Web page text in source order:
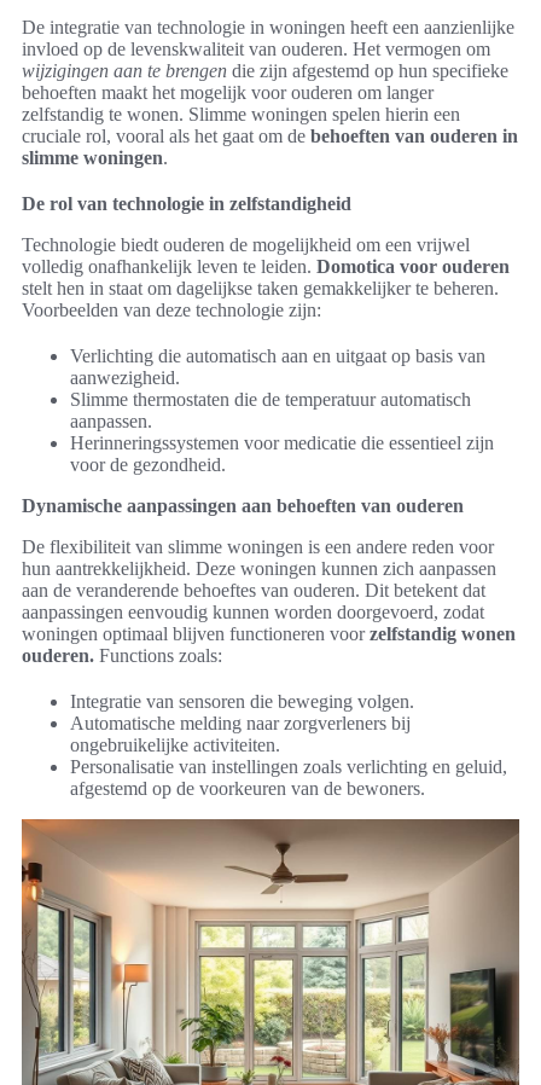
De integratie van technologie in woningen heeft een aanzienlijke
invloed op de levenskwaliteit van ouderen. Het vermogen om
wijzigingen aan te brengen die zijn afgestemd op hun specifieke
behoeften maakt het mogelijk voor ouderen om langer
zelfstandig te wonen. Slimme woningen spelen hierin een
cruciale rol, vooral als het gaat om de behoeften van ouderen in
slimme woningen.
De rol van technologie in zelfstandigheid
Technologie biedt ouderen de mogelijkheid om een vrijwel
volledig onafhankelijk leven te leiden. Domotica voor ouderen
stelt hen in staat om dagelijkse taken gemakkelijker te beheren.
Voorbeelden van deze technologie zijn:
Verlichting die automatisch aan en uitgaat op basis van
aanwezigheid.
Slimme thermostaten die de temperatuur automatisch
aanpassen.
Herinneringssystemen voor medicatie die essentieel zijn
voor de gezondheid.
Dynamische aanpassingen aan behoeften van ouderen
De flexibiliteit van slimme woningen is een andere reden voor
hun aantrekkelijkheid. Deze woningen kunnen zich aanpassen
aan de veranderende behoeftes van ouderen. Dit betekent dat
aanpassingen eenvoudig kunnen worden doorgevoerd, zodat
woningen optimaal blijven functioneren voorzelfstandig wonen
ouderen. Functions zoals:
Integratie van sensoren die beweging volgen.
Automatische melding naar zorgverleners bij
ongebruikelijke activiteiten.
Personalisatie van instellingen zoals verlichting en geluid,
afgestemd op de voorkeuren van de bewoners.